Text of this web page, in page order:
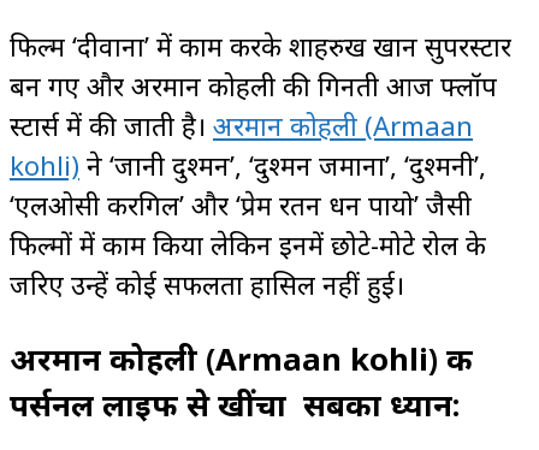
फिल्म ‘दीवाना’ में काम करके शाहरुख खान सुपरस्टार
बन गए और अरमान कोहली की गिनती आज फ्लॉप
स्टार्स में की जाती है। अरमान कोहली (Armaan
kohli) ने ‘जानी दुश्मन’, ‘दुश्मन जमाना’, ‘दुश्मनी’,
‘एलओसी करगिल’ और ‘प्रेम रतन धन पायो’ जैसी
फिल्मों में काम किया लेकिन इनमें छोटे-मोटे रोल के
जरिए उन्हें कोई सफलता हासिल नहीं हुई।
अरमान कोहली (Armaan kohli) की
पर्सनल लाइफ से खींचा सबका ध्यान: